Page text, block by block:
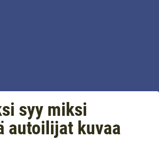
syy miksi
autoilijat kuvaa